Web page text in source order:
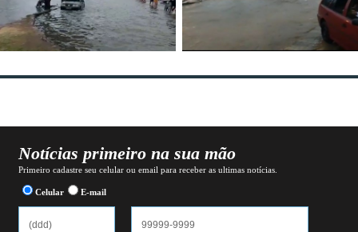
Notícias primeiro na sua mão
Primeiro cadastre seu celular ou email para receber as ultimas notícias.
Celular E-mail